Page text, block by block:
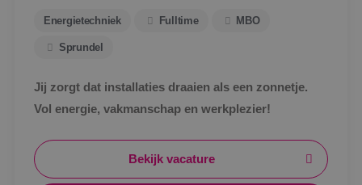
Energietechniek Fulltime MBO
Sprundel
Jij zorgt dat installaties draaien als een zonnetje.
Vol energie, vakmanschap en werkplezier!
Bekijk vacature